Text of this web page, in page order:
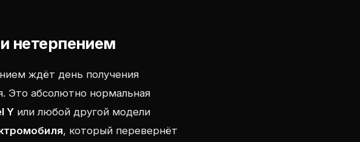
нетерпением
ждёт день получения
Это абсолютно нормальная
Y или любой другой модели
, который перевернёт